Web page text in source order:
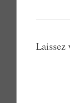
Laissez